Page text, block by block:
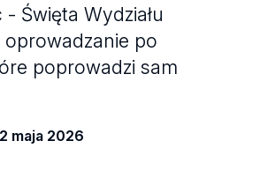
Święta Wydziału
oprowadzanie po
poprowadzi sam
maja 2026